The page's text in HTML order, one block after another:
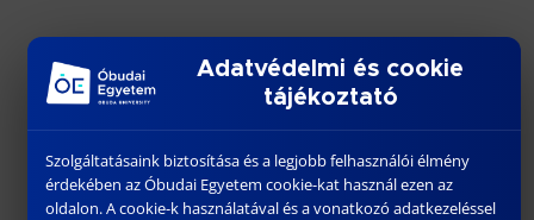
További híreinkAdatvédelmi és cookie
tájékoztató
Szolgáltatásaink biztosítása és a legjobb felhasználói élmény
érdekében az Óbudai Egyetem cookie-kat használ ezen az
oldalon. A cookie-k használatával és a vonatkozó adatkezeléssel